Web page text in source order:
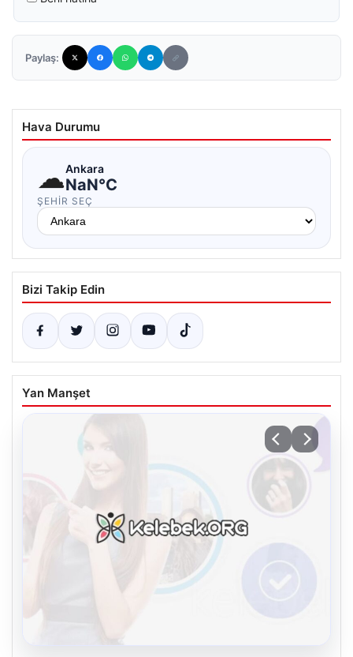
Paylaş:
Hava Durumu
☁Ankara
NaN°C
ŞEHIR SEÇ
Bizi Takip Edin
Yan Manşet